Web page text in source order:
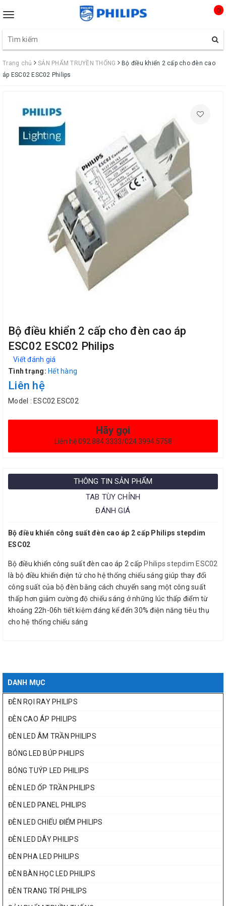
Toggle
0
Trang chủ SẢN PHẨM TRUYỀN THỐNG
Bộ điều khiển 2 cấp cho đèn cao
áp ESC02 ESC02 Philips
Bộ điều khiển 2 cấp cho đèn cao áp
ESC02 ESC02 Philips
Viết đánh giá
Tình trạng: Hết hàng
Liên hệ
Model : ESC02 ESC02
Hãy gọi
Liên hệ 092.884.3333/024.3994.5758
THÔNG TIN SẢN PHẨM
TAB TÙY CHỈNH
ĐÁNH GIÁ
Bộ điều khiển công suất đèn cao áp 2 cấp Philips stepdim
ESC02
Bộ điều khiển công suất đèn cao áp 2 cấp Philips stepdim ESC02
là bộ điều khiển điện tử cho hệ thống chiếu sáng giúp thay đổi
công suất của bộ đèn bằng cách chuyển sang một công suất
thấp hơn giảm cường độ chiếu sáng ở những lúc thấp điểm từ
khoảng 22h-06h tiết kiệm đáng kể đến 30% điện năng tiêu thụ
cho hệ thống chiếu sáng
DANH MỤC
ĐÈN RỌI RAY PHILIPS
ĐÈN CAO ÁP PHILIPS
ĐÈN LED ÂM TRẦN PHILIPS
BÓNG LED BÚP PHILIPS
BÓNG TUÝP LED PHILIPS
ĐÈN LED ỐP TRẦN PHILIPS
ĐÈN LED PANEL PHILIPS
ĐÈN LED CHIẾU ĐIỂM PHILIPS
ĐÈN LED DÂY PHILIPS
ĐÈN PHA LED PHILIPS
ĐÈN BÀN HỌC LED PHILIPS
ĐÈN TRANG TRÍ PHILIPS